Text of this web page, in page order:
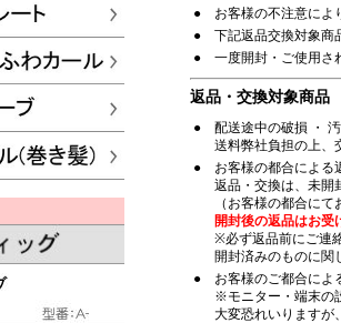
●
お客様の不注意によ
●
下記返品交換対象商
●
一度開封・ご使用さ
返品・交換対象商品
●
配送途中の破損 ・
送料弊社負担の上、
●
お客様の都合による
返品・交換は、未開
（お客様の都合に
開封後の返品はお受
※必ず返品前にご連
開封済みのものに関
●
お客様のご都合によ
※モニター・端末の
大変恐れいりますが